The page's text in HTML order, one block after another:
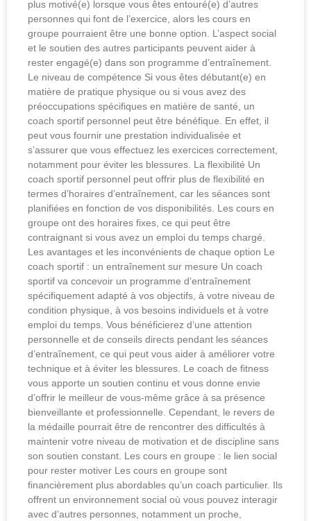
plus motivé(e) lorsque vous êtes entouré(e) d’autres
personnes qui font de l’exercice, alors les cours en
groupe pourraient être une bonne option. L’aspect social
et le soutien des autres participants peuvent aider à
rester engagé(e) dans son programme d’entraînement.
Le niveau de compétence Si vous êtes débutant(e) en
matière de pratique physique ou si vous avez des
préoccupations spécifiques en matière de santé, un
coach sportif personnel peut être bénéfique. En effet, il
peut vous fournir une prestation individualisée et
s’assurer que vous effectuez les exercices correctement,
notamment pour éviter les blessures. La flexibilité Un
coach sportif personnel peut offrir plus de flexibilité en
termes d’horaires d’entraînement, car les séances sont
planifiées en fonction de vos disponibilités. Les cours en
groupe ont des horaires fixes, ce qui peut être
contraignant si vous avez un emploi du temps chargé.
Les avantages et les inconvénients de chaque option Le
coach sportif : un entraînement sur mesure Un coach
sportif va concevoir un programme d’entraînement
spécifiquement adapté à vos objectifs, à votre niveau de
condition physique, à vos besoins individuels et à votre
emploi du temps. Vous bénéficierez d’une attention
personnelle et de conseils directs pendant les séances
d’entraînement, ce qui peut vous aider à améliorer votre
technique et à éviter les blessures. Le coach de fitness
vous apporte un soutien continu et vous donne envie
d’offrir le meilleur de vous-même grâce à sa présence
bienveillante et professionnelle. Cependant, le revers de
la médaille pourrait être de rencontrer des difficultés à
maintenir votre niveau de motivation et de discipline sans
son soutien constant. Les cours en groupe : le lien social
pour rester motiver Les cours en groupe sont
financièrement plus abordables qu’un coach particulier. Ils
offrent un environnement social où vous pouvez interagir
avec d’autres personnes, notamment un proche,